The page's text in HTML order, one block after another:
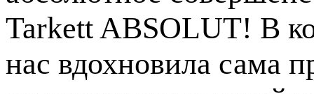
Tarkett ABSOLUT! В
нас вдохновила сама